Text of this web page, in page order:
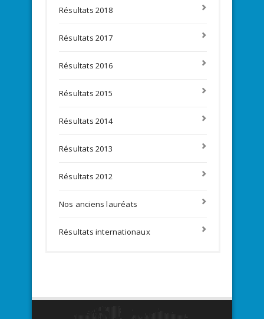
Résultats 2018
Résultats 2017
Résultats 2016
Résultats 2015
Résultats 2014
Résultats 2013
Résultats 2012
Nos anciens lauréats
Résultats internationaux